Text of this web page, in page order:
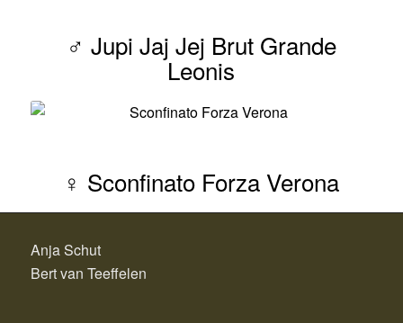
♂ Jupi Jaj Jej Brut Grande
Leonis
♀ Sconfinato Forza Verona
Anja Schut
Bert van Teeffelen